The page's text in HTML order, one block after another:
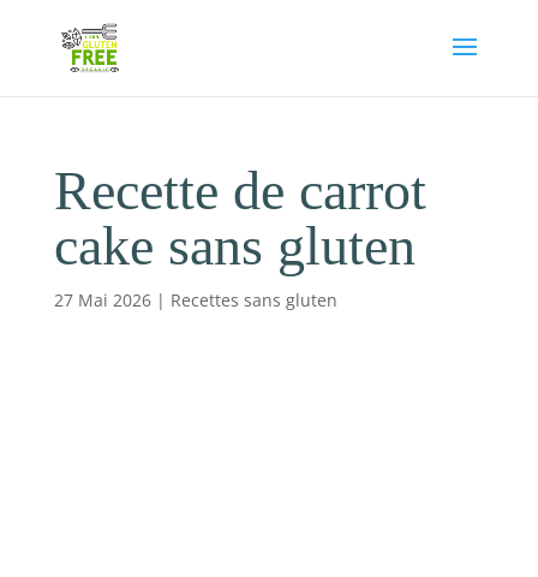
Recette de carrot
cake sans gluten
27 Mai 2026| Recettes sans gluten